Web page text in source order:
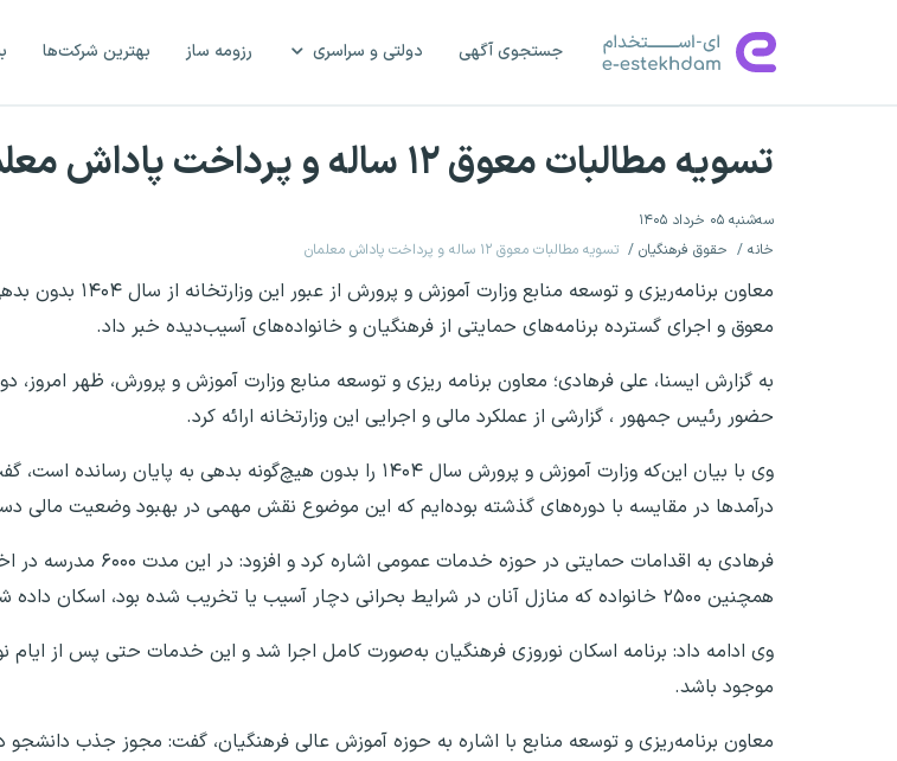
جستجوی آگهی دولتی و سراسری رزومه ساز بهترین شرکت‌ها
تسویه مطالبات معوق ۱۲ ساله و پرداخت پاداش معلمان
سه‌شنبه ۰۵ خرداد ۱۴۰۵
خانه
حقوق فرهنگیان تسویه مطالبات معوق ۱۲ ساله و پرداخت پاداش معلمان
معاون برنامه‌ریزی و
معوق و اجرای گسترده برنامه‌های حمایتی از فرهنگیان و خانواده‌های آسیب‌دیده خبر داد.
حضور رئیس جمهور ، گزارشی از عملکرد مالی و اجرایی این وزارتخانه ارائه کرد.
وی با بیان این‌که وزارت آموزش و پرورش سال ۱۴۰۴ را بدون هیچ‌گونه
درآمدها در مقایسه با دوره‌های گذشته بوده‌ایم که این موضوع نقش مهمی در بهبود وضعیت مالی
فرهادی به اقدامات حمایتی در
همچنین ۲۵۰۰ خانواده که منازل آنان در شرایط بحرانی دچار آسیب یا تخریب شده بود، اسکان داده شدند.
وی ادامه داد: برنامه اسکان نوروزی فرهنگیان به‌صورت کامل اجرا شد و این خدمات حتی پس از ایام
موجود باشد.
معاون برنامه‌ریزی و توسعه منابع با اشاره به حوزه آموزش عالی فرهنگیان، گفت: مجوز جذب دانشجو